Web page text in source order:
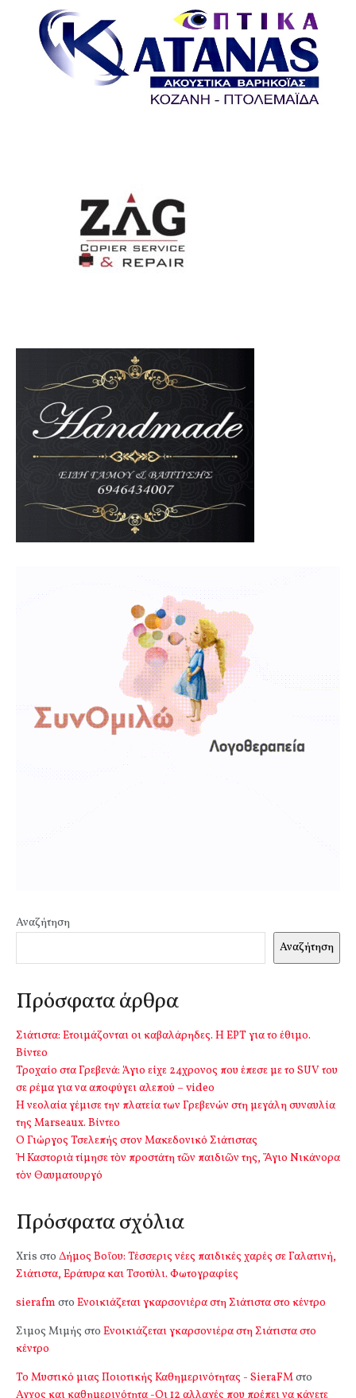
Αναζήτηση
Αναζήτηση
Πρόσφατα άρθρα
Σιάτιστα: Ετοιμάζονται οι καβαλάρηδες. Η ΕΡΤ για το έθιμο.
Βίντεο
Τροχαίο στα Γρεβενά: Άγιο είχε 24χρονος που έπεσε με το SUV του
σε ρέμα για να αποφύγει αλεπού – video
Η νεολαία γέμισε την πλατεία των Γρεβενών στη μεγάλη συναυλία
της Marseaux. Βίντεο
Ο Γιώργος Τσελεπής στον Μακεδονικό Σιάτιστας
Ἡ Καστοριὰ τίμησε τὸν προστάτη τῶν παιδιῶν της, Ἅγιο Νικάνορα
τὸν Θαυματουργό
Πρόσφατα σχόλια
Xris στο Δήμος Βοΐου: Τέσσερις νέες παιδικές χαρές σε Γαλατινή,
Σιάτιστα, Εράτυρα και Τσοτύλι. Φωτογραφίες
sierafm στο Ενοικιάζεται γκαρσονιέρα στη Σιάτιστα στο κέντρο
Σιμος Μιμής στο Ενοικιάζεται γκαρσονιέρα στη Σιάτιστα στο
κέντρο
Το Μυστικό μιας Ποιοτικής Καθημερινότητας - SieraFMστο